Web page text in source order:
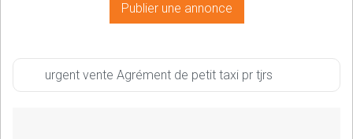
Publier une annonce
urgent vente Agrément de petit taxi pr tjrs